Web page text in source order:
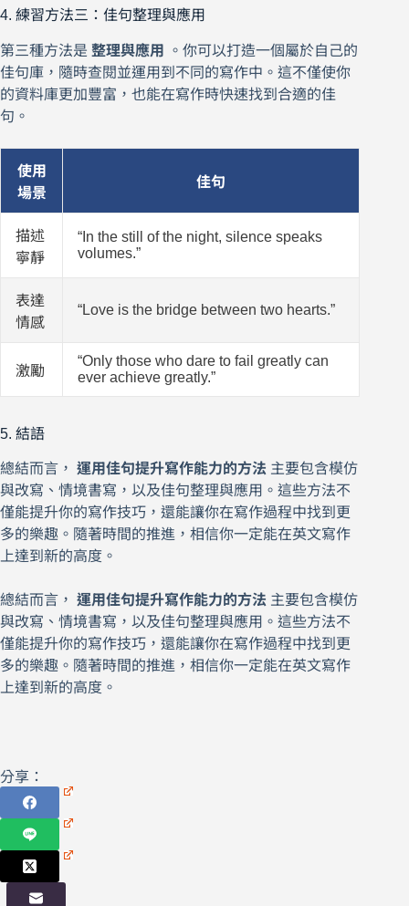
4. 練習方法三：佳句整理與應用
第三種方法是 整理與應用
。你可以打造一個屬於自己的
佳句庫，隨時查閱並運用到不同的寫作中。這不僅使你
的資料庫更加豐富，也能在寫作時快速找到合適的佳
句。
使用
場景
佳句
描述
寧靜
“In the still of the night, silence speaks
volumes.”
表達
情感
“Love is the bridge between two hearts.”
激勵
“Only those who dare to fail greatly can
ever achieve greatly.”
5. 結語
總結而言， 運用佳句提升寫作能力的方法 主要包含模仿
與改寫、情境書寫，以及佳句整理與應用。這些方法不
僅能提升你的寫作技巧，還能讓你在寫作過程中找到更
多的樂趣。隨著時間的推進，相信你一定能在英文寫作
上達到新的高度。
總結而言， 運用佳句提升寫作能力的方法 主要包含模仿
與改寫、情境書寫，以及佳句整理與應用。這些方法不
僅能提升你的寫作技巧，還能讓你在寫作過程中找到更
多的樂趣。隨著時間的推進，相信你一定能在英文寫作
上達到新的高度。
分享：